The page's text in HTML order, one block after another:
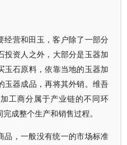
经营和田玉，客户除了一部分
投资人之外，大部分是玉器加
玉石原料，依靠当地的玉器加
玉器成品，再将其外销。维吾
工商分属于产业链的不同环
成整个生产和销售过程。
品，一般没有统一的市场标准